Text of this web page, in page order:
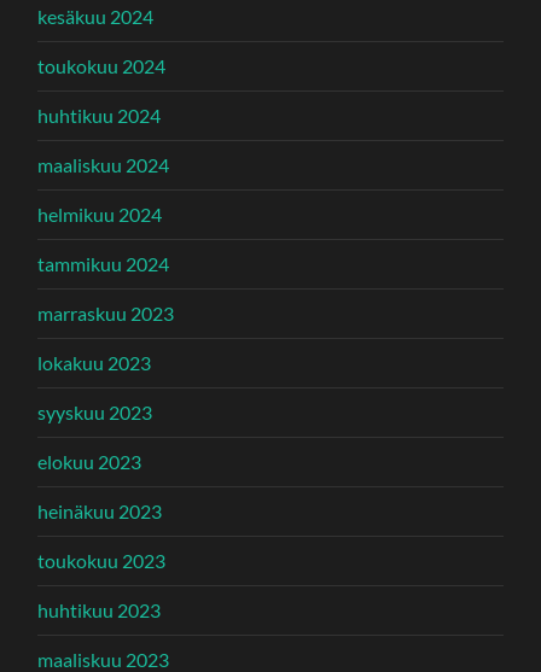
kesäkuu 2024
toukokuu 2024
huhtikuu 2024
maaliskuu 2024
helmikuu 2024
tammikuu 2024
marraskuu 2023
lokakuu 2023
syyskuu 2023
elokuu 2023
heinäkuu 2023
toukokuu 2023
huhtikuu 2023
maaliskuu 2023